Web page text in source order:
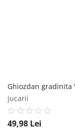
jucarii
49,98 Lei